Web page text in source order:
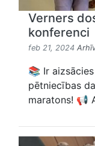
Verners
konferenci
feb 21, 2024
📚 Ir
pētniecības
maratons! 📢